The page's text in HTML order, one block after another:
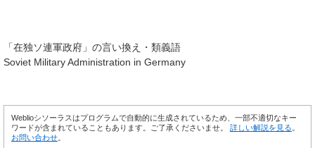
「在独ソ連軍政府 」の言い換え・類義語
Soviet Military Administration in Germany
Weblioシソーラスはプログラムで自動的に生成されているため、一部不適切なキー
ワードが含まれていることもあります。ご了承くださいませ。 詳しい解説を見る
お問い合わせ